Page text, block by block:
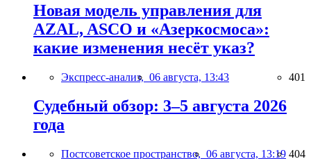
Новая модель управления для
AZAL, ASCO и «Азеркосмоса»:
какие изменения несёт указ?
Экспресс-анализ, 06 августа, 13:43 401
Судебный обзор: 3–5 августа 2026
года
Постсоветское пространство, 06 августа, 13:19 404